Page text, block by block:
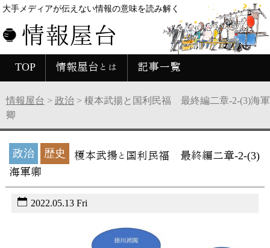
大手メディアが伝えない情報の意味を読み解く
情報屋台
TOP 情報屋台とは 記事一覧
情報屋台 > 政治 > 榎本武揚と国利民福 最終編二章-2-(3)海軍
卿
政治 歴史
榎本武揚と国利民福 最終編二章-2-(3)
海軍卿
2022.05.13 Fri